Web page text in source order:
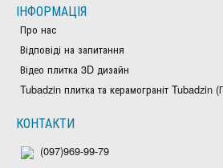
ІНФОРМАЦІЯ
Про нас
Відповіді на запитання
Відео плитка 3D дизайн
Tubadzin плитка та керамограніт Tubadzin
КОНТАКТИ
(097)969-99-79